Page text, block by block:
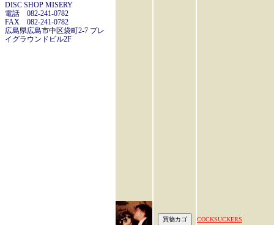
DISC SHOP MISERY
電話 082-241-0782
FAX 082-241-0782
広島県広島市中区袋町2-7 プレ
イグラウンドビル2F
COCKSUCKERS